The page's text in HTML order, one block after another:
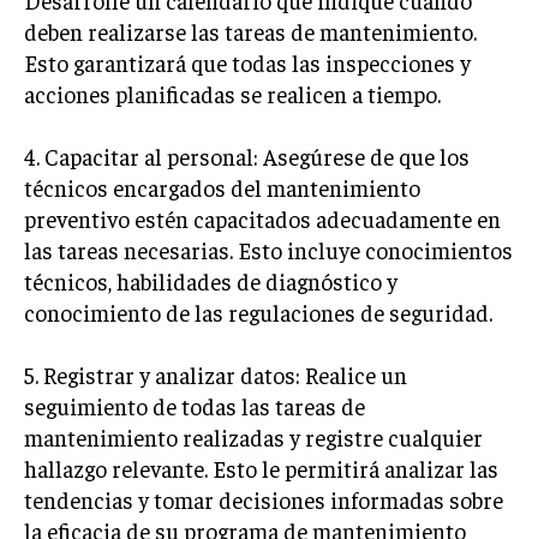
DERECHO EMPRESARIAL Y REGULACIONES
ÉXITO EMPRESARIAL Y CASOS DE ESTUDIO
NEGOCIOS
ESTRATEGIAS DE NEGOCIOS
MARKETING B2B
MARKETING B2C
MARKETING DE INFLUENCERS
E-COMMERCE
E-COMMERCE Y COMERCIO ELECTRÓNICO
ESTRATEGIAS DE PRICING Y GESTIÓN DE
PRECIOS
deben realizarse las tareas de mantenimiento.
Esto garantizará que todas las inspecciones y
acciones planificadas se realicen a tiempo.
4. Capacitar al personal: Asegúrese de que los
técnicos encargados del mantenimiento
preventivo estén capacitados adecuadamente en
las tareas necesarias. Esto incluye conocimientos
técnicos, habilidades de diagnóstico y
conocimiento de las regulaciones de seguridad.
5. Registrar y analizar datos: Realice un
seguimiento de todas las tareas de
mantenimiento realizadas y registre cualquier
hallazgo relevante. Esto le permitirá analizar las
tendencias y tomar decisiones informadas sobre
la eficacia de su programa de mantenimiento